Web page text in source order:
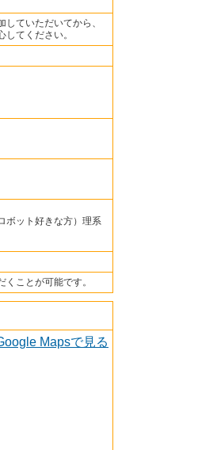
ていただいてから、
てください。
ボット好きな方）理系
ことが可能です。
Mapsで見る